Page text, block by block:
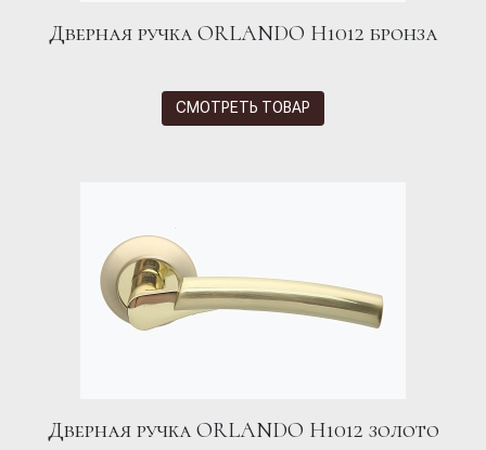
Дверная ручка ORLANDO H1012 бронза
СМОТРЕТЬ ТОВАР
Дверная ручка ORLANDO H1012 золото